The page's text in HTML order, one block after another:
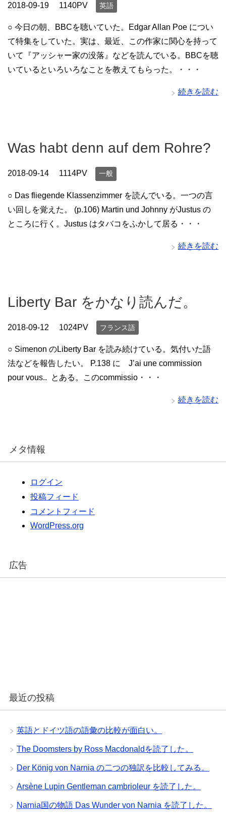
2018-09-19 1140PV 英語
○ 今日の朝、BBCを聴いていた。Edgar Allan Poe につい
て特集をしていた。実は、最近、この作家に関心を持って
いて『アッシャー家の没落』などを読んでいる。BBCを聴
いているといろいろなことを教えてもらった。・・・
続きを読む
Was habt denn auf dem Rohre?
2018-09-14 1114PV 一般
○ Das fliegende Klassenzimmer を読んでいる。一つの言
い回しを覚えた。 (p.106) Martin und Johnny がJustus の
ところに行く。Justus はタバコをふかして居る・・・
続きを読む
Liberty Bar をかなり読んだ。
2018-09-12 1024PV フランス語
○ Simenon のLiberty Bar を読み続けている。気付いた語
法などを報告したい。 P.138 に J’ai une commission
pour vous.. とある。このcommissio・・・
続きを読む
メタ情報
ログイン
投稿フィード
コメントフィード
WordPress.org
広告
最近の投稿
英語とドイツ語の語彙の比較が面白い。
The Doomsters by Ross Macdonaldを読了した。
Der König von Narnia の二つの独訳を比較してみる。
Arsène Lupin Gentleman cambrioleur を読了した。
Narnia国の物語 Das Wunder von Narnia を読了した。